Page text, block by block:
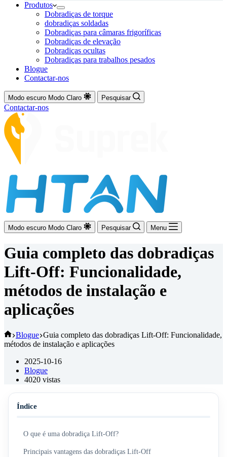
Produtos
Dobradiças de torque
dobradiças soldadas
Dobradiças para câmaras frigoríficas
Dobradiças de elevação
Dobradiças ocultas
Dobradiças para trabalhos pesados
Blogue
Contactar-nos
Modo escuro Modo Claro Pesquisar
Contactar-nos
Modo escuro Modo Claro Pesquisar Menu
Guia completo das dobradiças
Lift-Off: Funcionalidade,
métodos de instalação e
aplicações
Início
Blogue Guia completo das dobradiças Lift-Off: Funcionalidade,
métodos de instalação e aplicações
2025-10-16
Blogue
4020 vistas
Índice
O que é uma dobradiça Lift-Off?
Principais vantagens das dobradiças Lift-Off